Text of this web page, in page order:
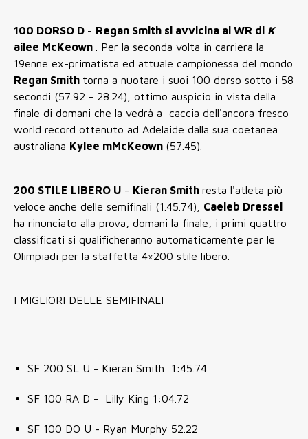
100 DORSO D - Regan Smith si avvicina al WR di K
ailee McKeown
. Per la seconda volta in carriera la
19enne ex-primatista ed attuale campionessa del mondo
Regan Smith torna a nuotare i suoi 100 dorso sotto i 58
secondi (57.92 - 28.24), ottimo auspicio in vista della
finale di domani che la vedrà a caccia dell'ancora fresco
world record ottenuto ad Adelaide dalla sua coetanea
australiana Kylee mMcKeown (57.45).
200 STILE LIBERO U - Kieran Smith resta l'atleta più
veloce anche delle semifinali (1.45.74), Caeleb Dressel
ha rinunciato alla prova, domani la finale, i primi quattro
classificati si qualificheranno automaticamente per le
Olimpiadi per la staffetta 4×200 stile libero.
I MIGLIORI DELLE SEMIFINALI
SF 200 SL U - Kieran Smith 1:45.74
SF 100 RA D - Lilly King 1:04.72
SF 100 DO U - Ryan Murphy 52.22